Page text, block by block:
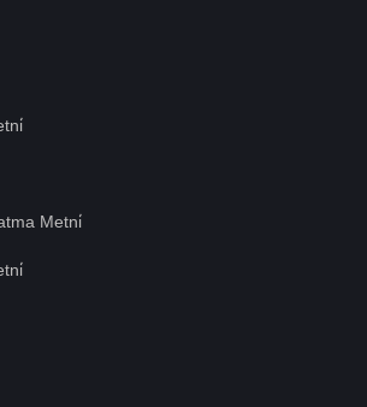
Metni̇